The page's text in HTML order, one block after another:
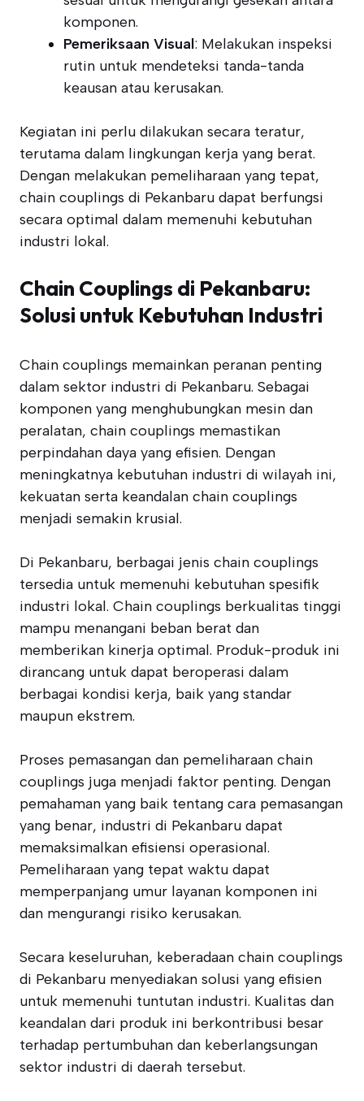
komponen.
Pemeriksaan Visual: Melakukan inspeksi
rutin untuk mendeteksi tanda-tanda
keausan atau kerusakan.
Kegiatan ini perlu dilakukan secara teratur,
terutama dalam lingkungan kerja yang berat.
Dengan melakukan pemeliharaan yang tepat,
chain couplings di Pekanbaru dapat berfungsi
secara optimal dalam memenuhi kebutuhan
industri lokal.
Chain Couplings di Pekanbaru:
Solusi untuk Kebutuhan Industri
Chain couplings memainkan peranan penting
dalam sektor industri di Pekanbaru. Sebagai
komponen yang menghubungkan mesin dan
peralatan, chain couplings memastikan
perpindahan daya yang efisien. Dengan
meningkatnya kebutuhan industri di wilayah ini,
kekuatan serta keandalan chain couplings
menjadi semakin krusial.
Di Pekanbaru, berbagai jenis chain couplings
tersedia untuk memenuhi kebutuhan spesifik
industri lokal. Chain couplings berkualitas tinggi
mampu menangani beban berat dan
memberikan kinerja optimal. Produk-produk ini
dirancang untuk dapat beroperasi dalam
berbagai kondisi kerja, baik yang standar
maupun ekstrem.
Proses pemasangan dan pemeliharaan chain
couplings juga menjadi faktor penting. Dengan
pemahaman yang baik tentang cara pemasangan
yang benar, industri di Pekanbaru dapat
memaksimalkan efisiensi operasional.
Pemeliharaan yang tepat waktu dapat
memperpanjang umur layanan komponen ini
dan mengurangi risiko kerusakan.
Secara keseluruhan, keberadaan chain couplings
di Pekanbaru menyediakan solusi yang efisien
untuk memenuhi tuntutan industri. Kualitas dan
keandalan dari produk ini berkontribusi besar
terhadap pertumbuhan dan keberlangsungan
sektor industri di daerah tersebut.